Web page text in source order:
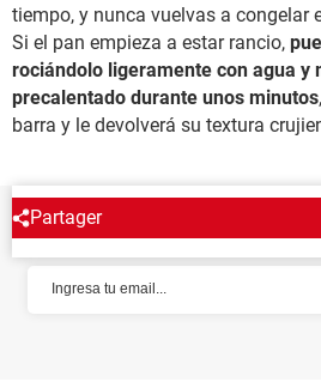
tiempo, y nunca vuelvas a congelar
Si el pan empieza a estar rancio,
rociándolo ligeramente con agua y
precalentado durante unos minutos
barra y le devolverá su textura
Partager
NEWSLETTER